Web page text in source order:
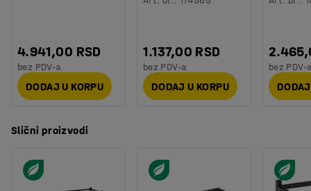
4.941,00 RSD
bez PDV-a
DODAJ U KORPU
1.137,00 RSD
bez PDV-a
DODAJ U KORPU
bez PDV-
Slični proizvodi